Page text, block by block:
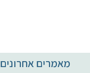
מאמרים אחרונים